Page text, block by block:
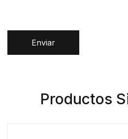
Enviar
Productos